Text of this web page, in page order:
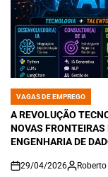
POSTED
IN
VAGAS DE EMPREGO
A REVOLUÇÃO
NOVAS
ENGENHARIA DE
on
29/04/2026